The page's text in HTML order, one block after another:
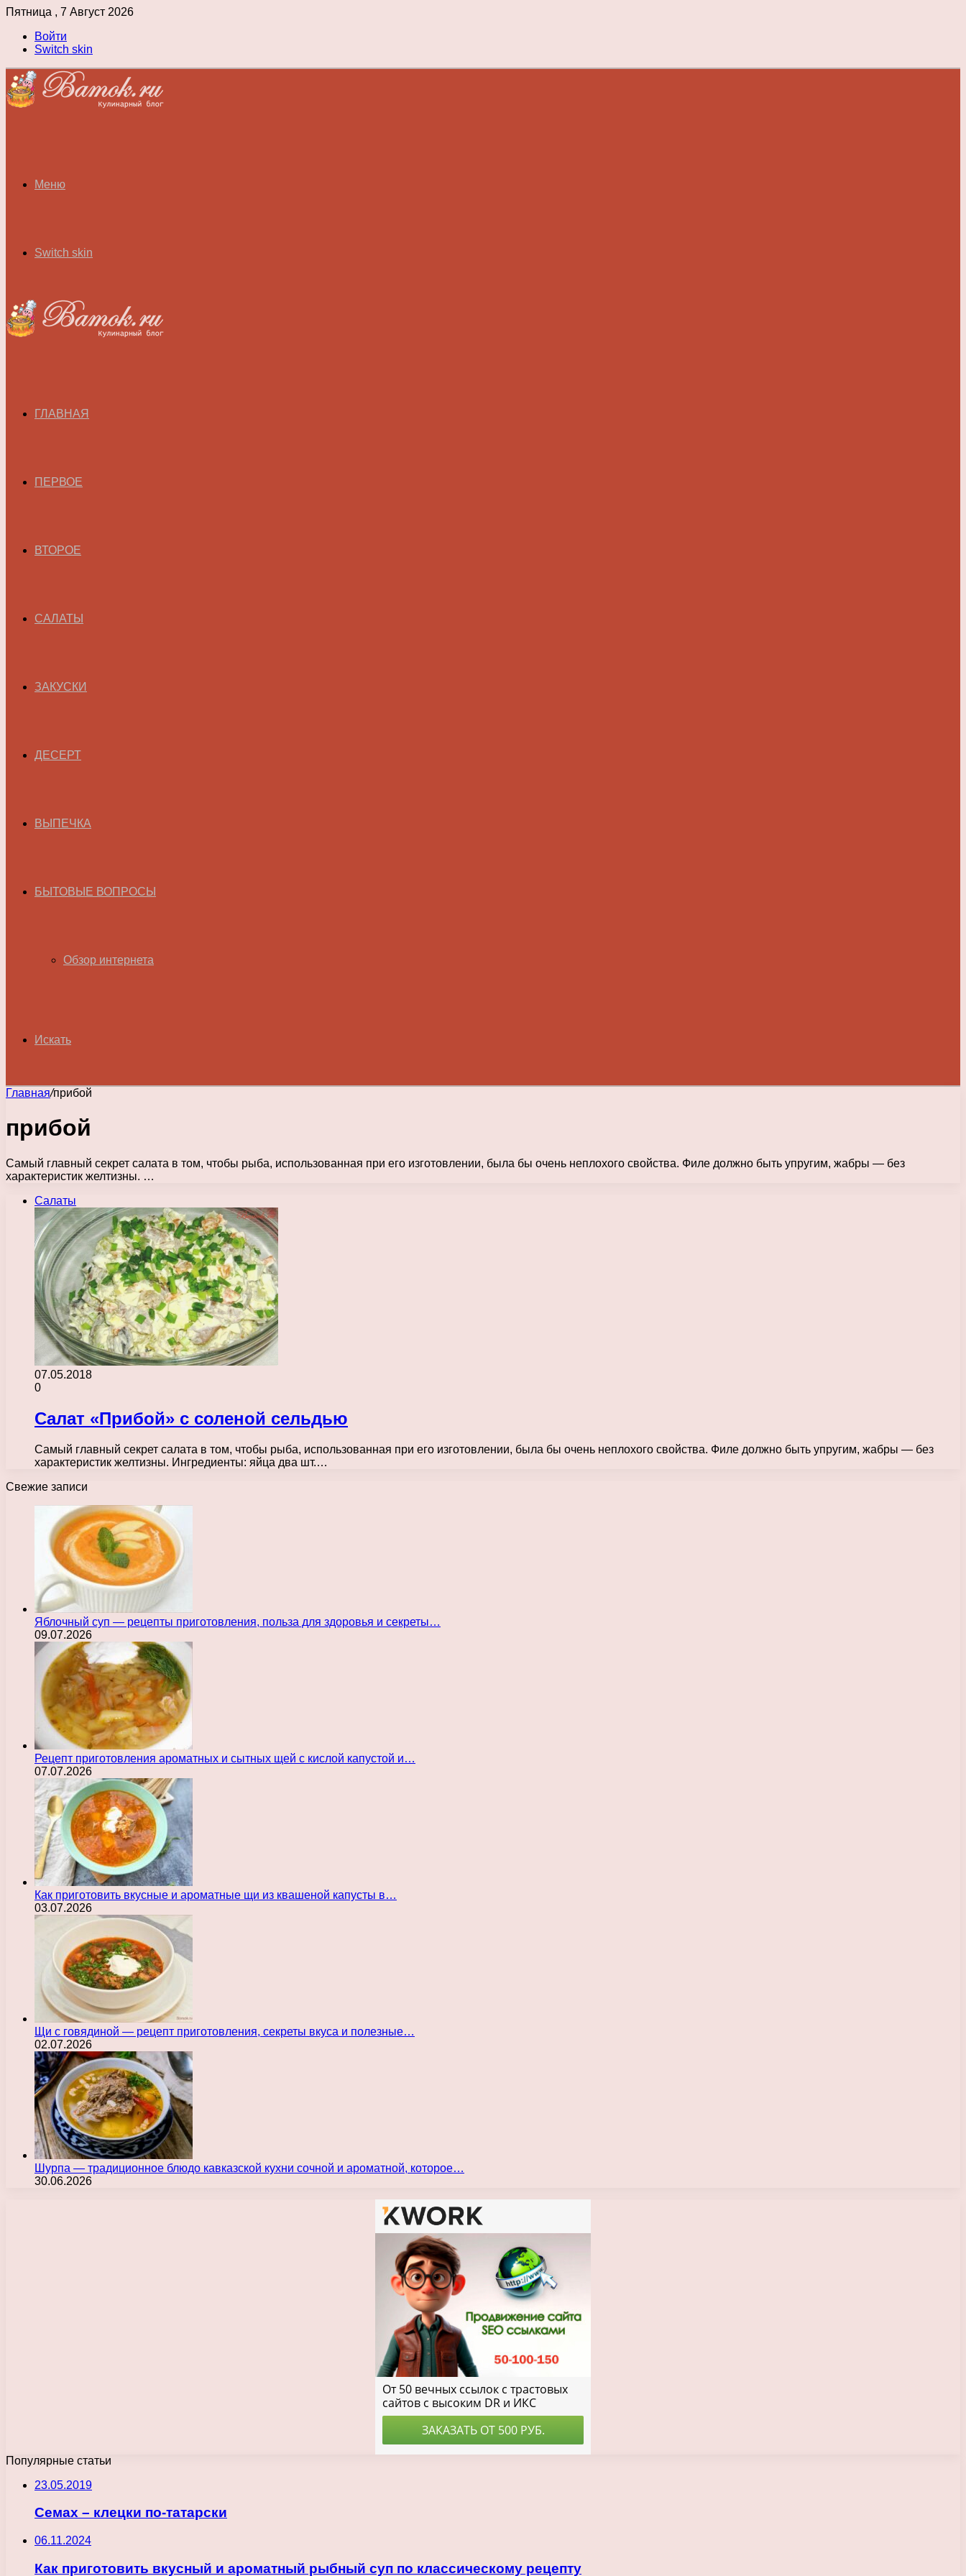
Пятница , 7 Август 2026
Войти
Switch skin
Меню
Switch skin
ГЛАВНАЯ
ПЕРВОЕ
ВТОРОЕ
САЛАТЫ
ЗАКУСКИ
ДЕСЕРТ
ВЫПЕЧКА
БЫТОВЫЕ ВОПРОСЫ
Обзор интернета
Искать
Главная/прибой
прибой
Самый главный секрет салата в том, чтобы рыба, использованная при его изготовлении, была бы очень неплохого свойства. Филе должно быть упругим, жабры — без
характеристик желтизны. …
Салаты
07.05.2018
0
Салат «Прибой» с соленой сельдью
Самый главный секрет салата в том, чтобы рыба, использованная при его изготовлении, была бы очень неплохого свойства. Филе должно быть упругим, жабры — без
характеристик желтизны. Ингредиенты: яйца два шт.…
Свежие записи
Яблочный суп — рецепты приготовления, польза для здоровья и секреты…
09.07.2026
Рецепт приготовления ароматных и сытных щей с кислой капустой и…
07.07.2026
Как приготовить вкусные и ароматные щи из квашеной капусты в…
03.07.2026
Щи с говядиной — рецепт приготовления, секреты вкуса и полезные…
02.07.2026
Шурпа — традиционное блюдо кавказской кухни сочной и ароматной, которое…
30.06.2026
Популярные статьи
23.05.2019
Семах – клецки по-татарски
06.11.2024
Как приготовить вкусный и ароматный рыбный суп по классическому рецепту